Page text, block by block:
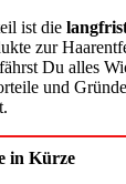
ist die
zur
Du alles
und
in Kürze